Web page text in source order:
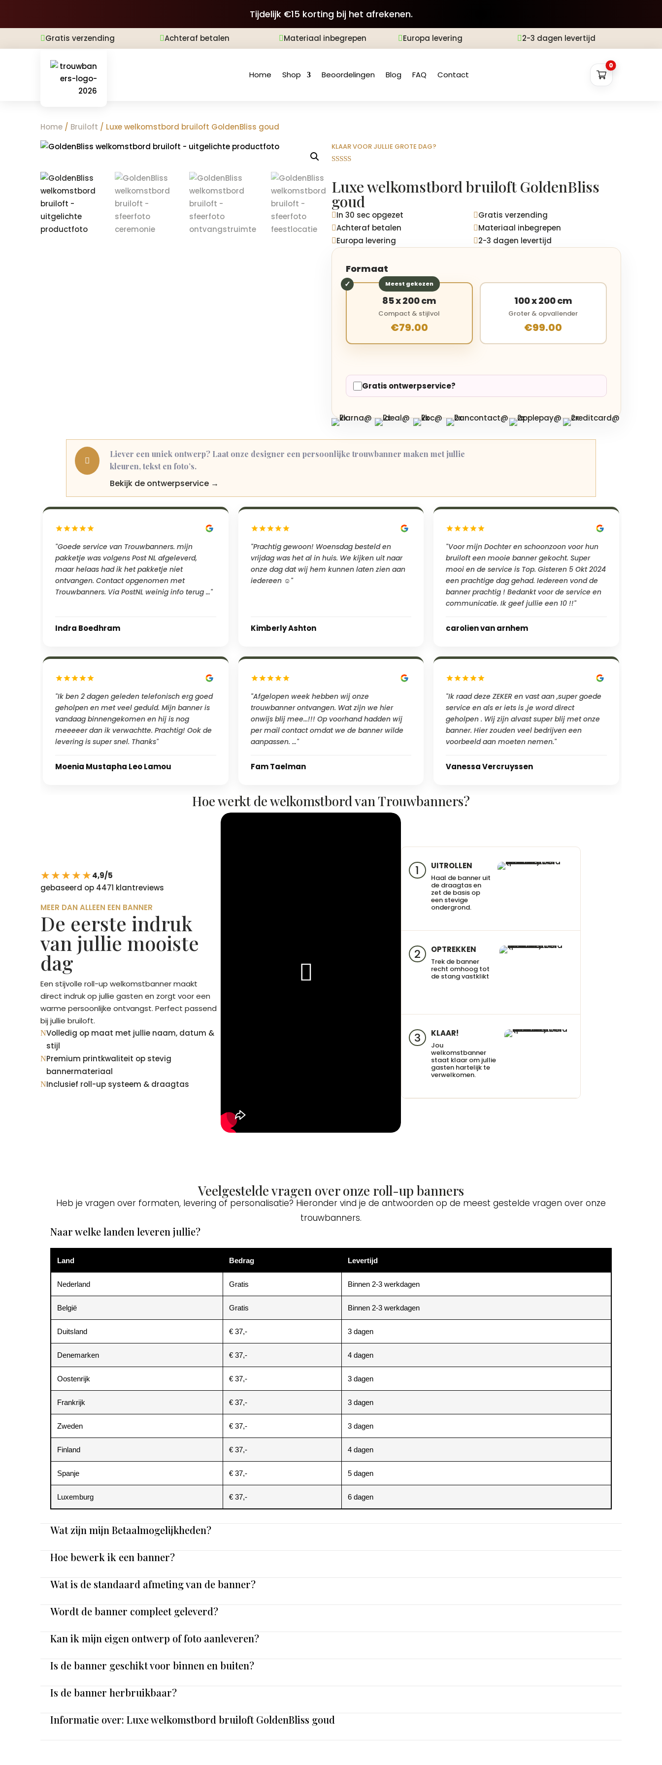
Tijdelijk €15 korting bij het afrekenen.
Gratis verzending Achteraf betalen Materiaal inbegrepen Europa levering 2-3 dagen levertijd
Home Shop Beoordelingen Blog FAQ Contact
0
Home / Bruiloft / Luxe welkomstbord bruiloft GoldenBliss goud
KLAAR VOOR JULLIE GROTE DAG?
gebaseerd
op
klantbeoord
elingen
Luxe welkomstbord bruiloft GoldenBliss
goud
In 30 sec opgezet Gratis verzending
Achteraf betalen Materiaal inbegrepen
Europa levering 2-3 dagen levertijd
Formaat
Meest gekozen
85 x 200 cm
Compact & stijlvol
€79.00
100 x 200 cm
Groter & opvallender
€99.00
Gratis ontwerpservice?

Liever een uniek ontwerp? Laat onze designer een persoonlijke trouwbanner maken met jullie
kleuren, tekst en foto’s.
Bekijk de ontwerpservice →
"Goede service van Trouwbanners. mijn
pakketje was volgens Post NL afgeleverd,
maar helaas had ik het pakketje niet
ontvangen. Contact opgenomen met
Trouwbanners. Via PostNL weinig info terug …"
Indra Boedhram
"Prachtig gewoon! Woensdag besteld en
vrijdag was het al in huis. We kijken uit naar
onze dag dat wij hem kunnen laten zien aan
iedereen ☺️"
Kimberly Ashton
"Voor mijn Dochter en schoonzoon voor hun
bruiloft een mooie banner gekocht. Super
mooi en de service is Top. Gisteren 5 Okt 2024
een prachtige dag gehad. Iedereen vond de
banner prachtig ! Bedankt voor de service en
communicatie. Ik geef jullie een 10 !!"
carolien van arnhem
"Ik ben 2 dagen geleden telefonisch erg goed
geholpen en met veel geduld. Mijn banner is
vandaag binnengekomen en hij is nog
meeeeer dan ik verwachtte. Prachtig! Ook de
levering is super snel. Thanks"
Moenia Mustapha Leo Lamou
"Afgelopen week hebben wij onze
trouwbanner ontvangen. Wat zijn we hier
onwijs blij mee...!!! Op voorhand hadden wij
per mail contact omdat we de banner wilde
aanpassen. …"
Fam Taelman
"Ik raad deze ZEKER en vast aan ,super goede
service en als er iets is ,je word direct
geholpen . Wij zijn alvast super blij met onze
banner. Hier zouden veel bedrijven een
voorbeeld aan moeten nemen."
Vanessa Vercruyssen
Hoe werkt de welkomstbord van Trouwbanners?
★★★★★4,9/5
gebaseerd op 4471 klantreviews
MEER DAN ALLEEN EEN BANNER
De eerste indruk
van jullie mooiste
dag
Een stijvolle roll-up welkomstbanner maakt
direct indruk op jullie gasten en zorgt voor een
warme persoonlijke ontvangst. Perfect passend
bij jullie bruiloft.
NVolledig op maat met jullie naam, datum &
stijl
NPremium printkwaliteit op stevig
bannermateriaal
NInclusief roll-up systeem & draagtas
1 UITROLLEN
Haal de banner uit
de draagtas en
zet de basis op
een stevige
ondergrond.
2 OPTREKKEN
Trek de banner
recht omhoog tot
de stang vastklikt
3 KLAAR!
Jou
welkomstbanner
staat klaar om jullie
gasten hartelijk te
verwelkomen.
Veelgestelde vragen over onze roll-up banners
Heb je vragen over formaten, levering of personalisatie? Hieronder vind je de antwoorden op de meest gestelde vragen over onze
trouwbanners.
Naar welke landen leveren jullie?
Land Bedrag Levertijd
Nederland Gratis Binnen 2-3 werkdagen
België Gratis Binnen 2-3 werkdagen
Duitsland € 37,- 3 dagen
Denemarken € 37,- 4 dagen
Oostenrijk € 37,- 3 dagen
Frankrijk € 37,- 3 dagen
Zweden € 37,- 3 dagen
Finland € 37,- 4 dagen
Spanje € 37,- 5 dagen
Luxemburg € 37,- 6 dagen
Wat zijn mijn Betaalmogelijkheden?
Hoe bewerk ik een banner?
Wat is de standaard afmeting van de banner?
Wordt de banner compleet geleverd?
Kan ik mijn eigen ontwerp of foto aanleveren?
Is de banner geschikt voor binnen en buiten?
Is de banner herbruikbaar?
Informatie over: Luxe welkomstbord bruiloft GoldenBliss goud